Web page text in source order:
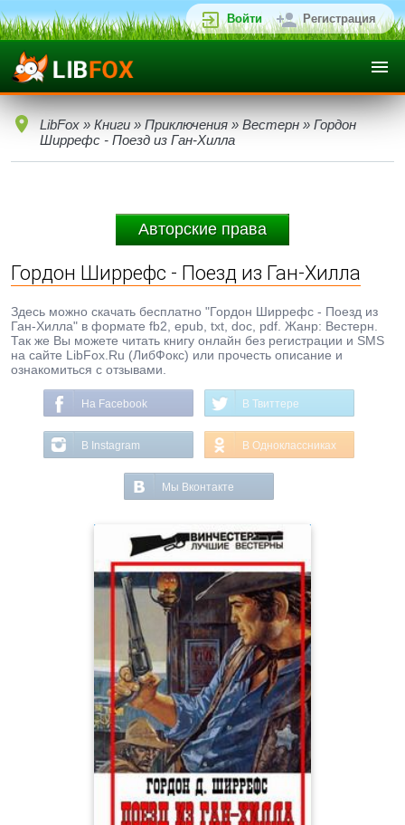
Войти Регистрация
LibFox » Книги » Приключения » Вестерн » Гордон
Ширрефс - Поезд из Ган-Хилла
Авторские права
Гордон Ширрефс - Поезд из Ган-Хилла
Здесь можно скачать бесплатно "Гордон Ширрефс - Поезд из
Ган-Хилла" в формате fb2, epub, txt, doc, pdf. Жанр: Вестерн.
Так же Вы можете читать книгу онлайн без регистрации и SMS
на сайте LibFox.Ru (ЛибФокс) или прочесть описание и
ознакомиться с отзывами.
На Facebook В Твиттере
В Instagram В Одноклассниках
Мы Вконтакте